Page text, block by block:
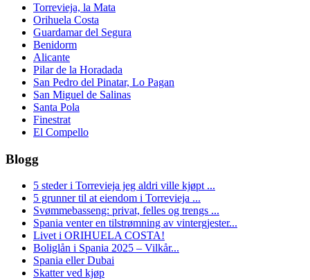
Torrevieja, la Mata
Orihuela Costa
Guardamar del Segura
Benidorm
Alicante
Pilar de la Horadada
San Pedro del Pinatar, Lo Pagan
San Miguel de Salinas
Santa Pola
Finestrat
El Compello
Blogg
5 steder i Torrevieja jeg aldri ville kjøpt ...
5 grunner til at eiendom i Torrevieja ...
Svømmebasseng: privat, felles og trengs ...
Spania venter en tilstrømning av vintergjester...
Livet i ORIHUELA COSTA!
Boliglån i Spania 2025 – Vilkår...
Spania eller Dubai
Skatter ved kjøp